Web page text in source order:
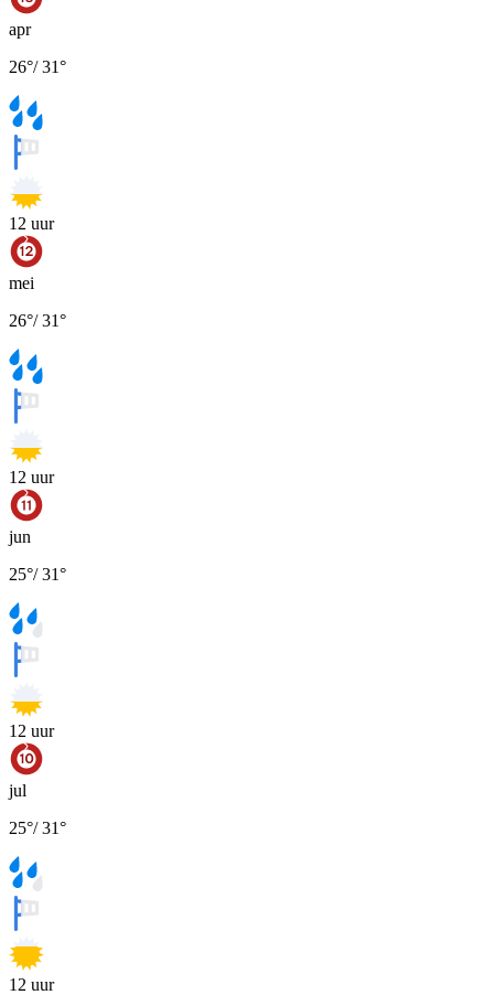
apr
26°/31°
12 uur
mei
26°/31°
12 uur
jun
25°/31°
12 uur
jul
25°/31°
12 uur